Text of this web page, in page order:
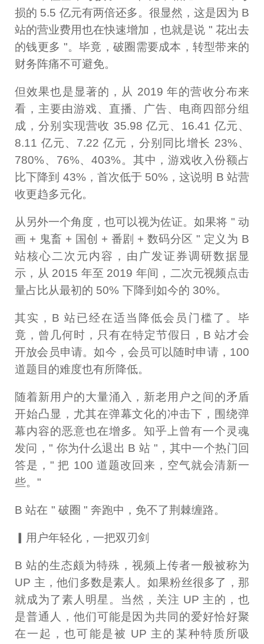
损的 5.5 亿元有两倍还多。很显然，这是因为 B
站的营业费用也在快速增加，也就是说 " 花出去
的钱更多 "。毕竟，破圈需要成本，转型带来的
财务阵痛不可避免。
但效果也是显著的，从 2019 年的营收分布来
看，主要由游戏、直播、广告、电商四部分组
成，分别实现营收 35.98 亿元、16.41 亿元、
8.11 亿元、7.22 亿元，分别同比增长 23%、
780%、76%、403%。其中，游戏收入份额占
比下降到 43%，首次低于 50%，这说明 B 站营
收更趋多元化。
从另外一个角度，也可以视为佐证。如果将 " 动
画 + 鬼畜 + 国创 + 番剧 + 数码分区 " 定义为 B
站核心二次元内容，由广发证券调研数据显
示，从 2015 年至 2019 年间，二次元视频点击
量占比从最初的 50% 下降到如今的 30%。
其实，B 站已经在适当降低会员门槛了。毕
竟，曾几何时，只有在特定节假日，B 站才会
开放会员申请。如今，会员可以随时申请，100
道题目的难度也有所降低。
随着新用户的大量涌入，新老用户之间的矛盾
开始凸显，尤其在弹幕文化的冲击下，围绕弹
幕内容的恶意也在增多。知乎上曾有一个灵魂
发问，" 你为什么退出 B 站 "，其中一个热门回
答是，" 把 100 道题改回来，空气就会清新一
些。"
B 站在 " 破圈 " 奔跑中，免不了荆棘缠路。
▎用户年轻化，一把双刃剑
B 站的生态颇为特殊，视频上传者一般被称为
UP 主，他们多数是素人。如果粉丝很多了，那
就成为了素人明星。当然，关注 UP 主的，也
是普通人，他们可能是因为共同的爱好恰好聚
在一起，也可能是被 UP 主的某种特质所吸